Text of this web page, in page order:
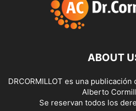
ABOUT
DRCORMILLOT es una
Alberto
Se reservan todos los